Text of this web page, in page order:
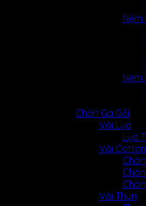
Nệm
Nệm
Chăn Ga Gối
Vải Lụa
Lụa
Vải Cotton
Vải Thun